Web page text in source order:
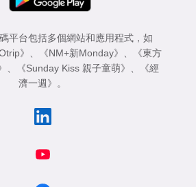
平台包括多個網站和應用程式，如
》 《NM+新Monday》
《東方
《Sunday Kiss 親子童萌》
《經
濟一週》
。